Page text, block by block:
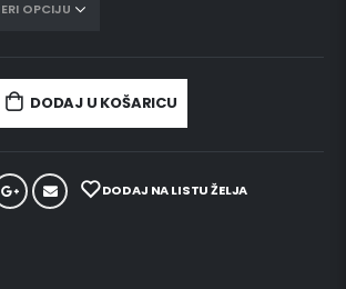
DODAJ U KOŠARICU
DODAJ NA LISTU ŽELJA